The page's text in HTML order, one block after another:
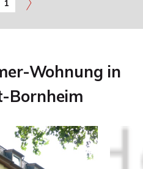
1
Wohnung in
Bornheim